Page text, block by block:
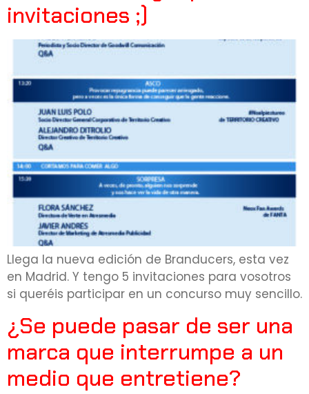
invitaciones ;)
Llega la nueva edición de Branducers, esta vez
en Madrid. Y tengo 5 invitaciones para vosotros
si queréis participar en un concurso muy sencillo.
¿Se puede pasar de ser una
marca que interrumpe a un
medio que entretiene?